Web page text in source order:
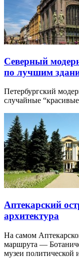
Северный
по лучшим
Петербургский
случайные
Аптекарский
архитектура
На самом
маршрута —
музеи политической